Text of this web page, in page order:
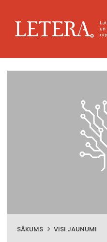
SĀKUMS VISI JAUNUMI